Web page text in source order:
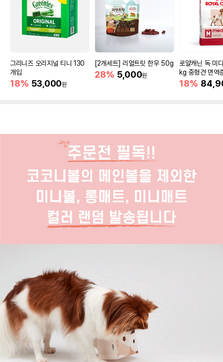
그리니즈 오리지널 티니 130
개입
18% 53,000원
[2개세트] 리얼트릿 한우 50g
28% 5,000원
로얄캐닌 독 미
kg 중형견 면역
18%